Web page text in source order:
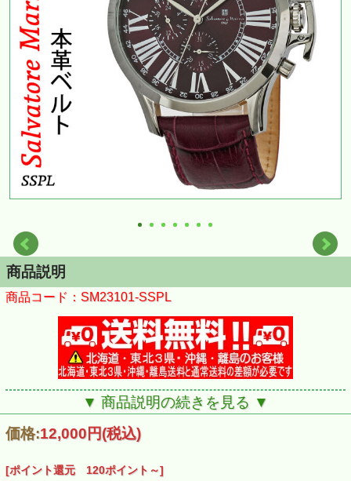
商品説明
商品コード：SM23101-SSPL
▼ 商品説明の続きを見る ▼
価格:12,000円(税込)
[ポイント還元 120ポイント～]